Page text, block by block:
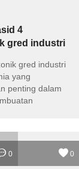
4
gred industri
gred industri
yang
penting dalam
0 0